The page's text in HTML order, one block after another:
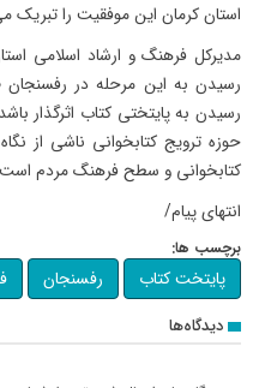
استان کرمان این موفقیت را تبریک
مدیرکل فرهنگ و ارشاد اسلامی
رسیدن به این مرحله در
رسیدن به پایتختی کتاب اثرگذار
حوزه ترویج کتابخوانی ناشی از
کتابخوانی و سطح فرهنگ مردم
انتهای پیام/
برچسب ها:
پایتخت کتاب رفسنجان
دیدگاه‌ها